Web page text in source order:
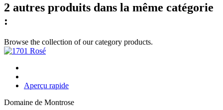
2 autres produits dans la même catégorie
:
Browse the collection of our category products.
Aperçu rapide
Domaine de Montrose